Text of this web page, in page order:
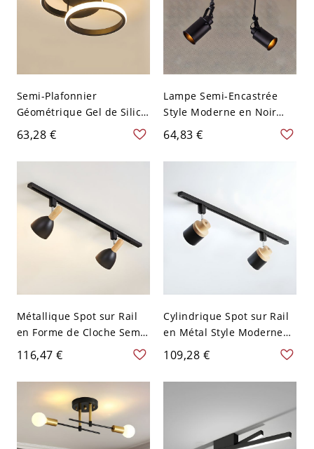
Semi-Plafonnier
Géométrique Gel de Silice
Lampe Semi-Encastrée
Moderne 2-Lumière - Noir
110 V-120 V Rond
63,28 €
Lampe Semi-Encastrée
Style Moderne en Noir
Semi-Plafonnier
Projecteur Cylindrique en
Fer - Noir 110 V-120 V 2
64,83 €
Métallique Spot sur Rail
en Forme de Cloche Semi-
Plafonnier Modernisme
avec Détail en Bois - 110
V-120 V 2 Noir
116,47 €
Cylindrique Spot sur Rail
en Métal Style Moderne
Semi-Plafonnier avec
Détail en Bois pour
Magasin - 110 V-120 V 2
109,28 €